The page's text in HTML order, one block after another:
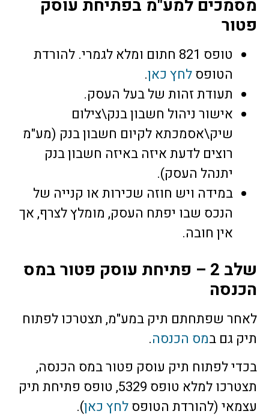
מסמכים למע"מ בפתיחת עוסק
פטור
טופס 821 חתום ומלא לגמרי. להורדת
הטופסלחץ כאן.
תעודת זהות של בעל העסק.
אישור ניהול חשבון בנק\צילום
שיק\אסמכתא לקיום חשבון בנק (מע"מ
רוצים לדעת איזה באיזה חשבון בנק
יתנהל העסק).
במידה ויש חוזה שכירות או קנייה של
הנכס שבו יפתח העסק, מומלץ לצרף, אך
אין חובה.
שלב 2 – פתיחת עוסק פטור במס
הכנסה
לאחר שפתחתם תיק במע"מ, תצטרכו לפתוח
תיק גם במס הכנסה.
בכדי לפתוח תיק עוסק פטור במס הכנסה,
תצטרכו למלא טופס 5329, טופס פתיחת תיק
עצמאי (להורדת הטופסלחץ כאן).